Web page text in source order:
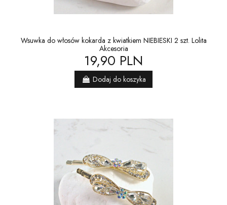
Wsuwka do włosów kokarda z kwiatkiem NIEBIESKI 2 szt. Lolita
Akcesoria
19,90 PLN
Dodaj do koszyka